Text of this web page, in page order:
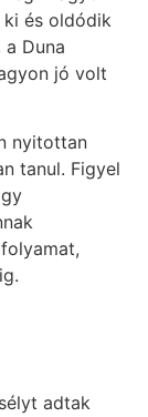
és oldódik
Duna
jó volt
nyitottan
tanul. Figyel
adtak